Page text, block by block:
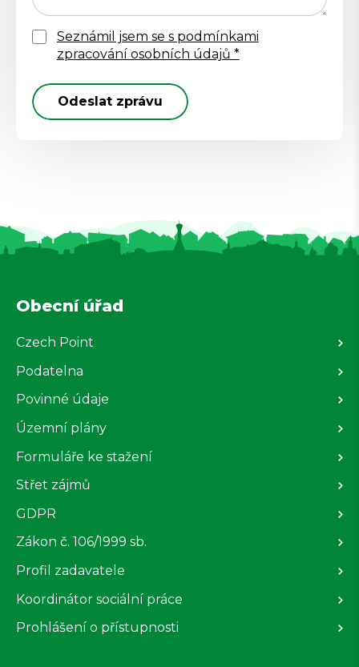
Seznámil jsem se s podmínkami
zpracování osobních údajů *
Odeslat zprávu
Obecní úřad
Czech Point
Podatelna
Povinné údaje
Územní plány
Formuláře ke stažení
Střet zájmů
GDPR
Zákon č. 106/1999 sb.
Profil zadavatele
Koordinátor sociální práce
Prohlášení o přístupnosti